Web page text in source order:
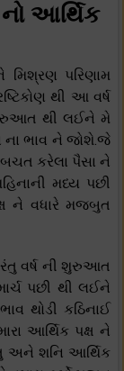
નો આર્થિક
મિશ્રણ પરિણામ
થી આ વર્ષ
શુરુઆત થી લઈને મે
ના ભાવ ને જોશે.જે
કરેલા પૈસા ને
મધ્ય પછી
ને વધારે મજબુત
વર્ષ ની શુરુઆત
પછી થી લઈને
થોડી કઠિનાઈ
આર્થિક પક્ષ ને
અને શનિ આર્થિક